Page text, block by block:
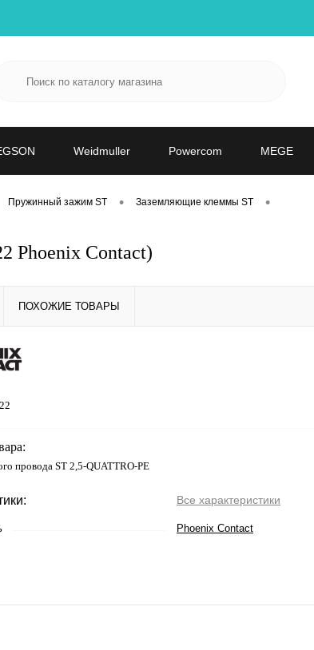
Weidmuller Powercom MEGE
Пружинный зажим ST • Заземляющие клеммы ST •
Phoenix Contact)
ПОХОЖИЕ ТОВАРЫ
провода ST 2,5-QUATTRO-PE
Все характеристики
Phoenix Contact